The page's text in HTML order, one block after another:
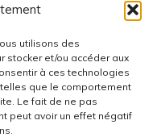
utilisons des
stocker et/ou accéder aux
à ces technologies
que le comportement
Le fait de ne pas
peut avoir un effet négatif
gère-